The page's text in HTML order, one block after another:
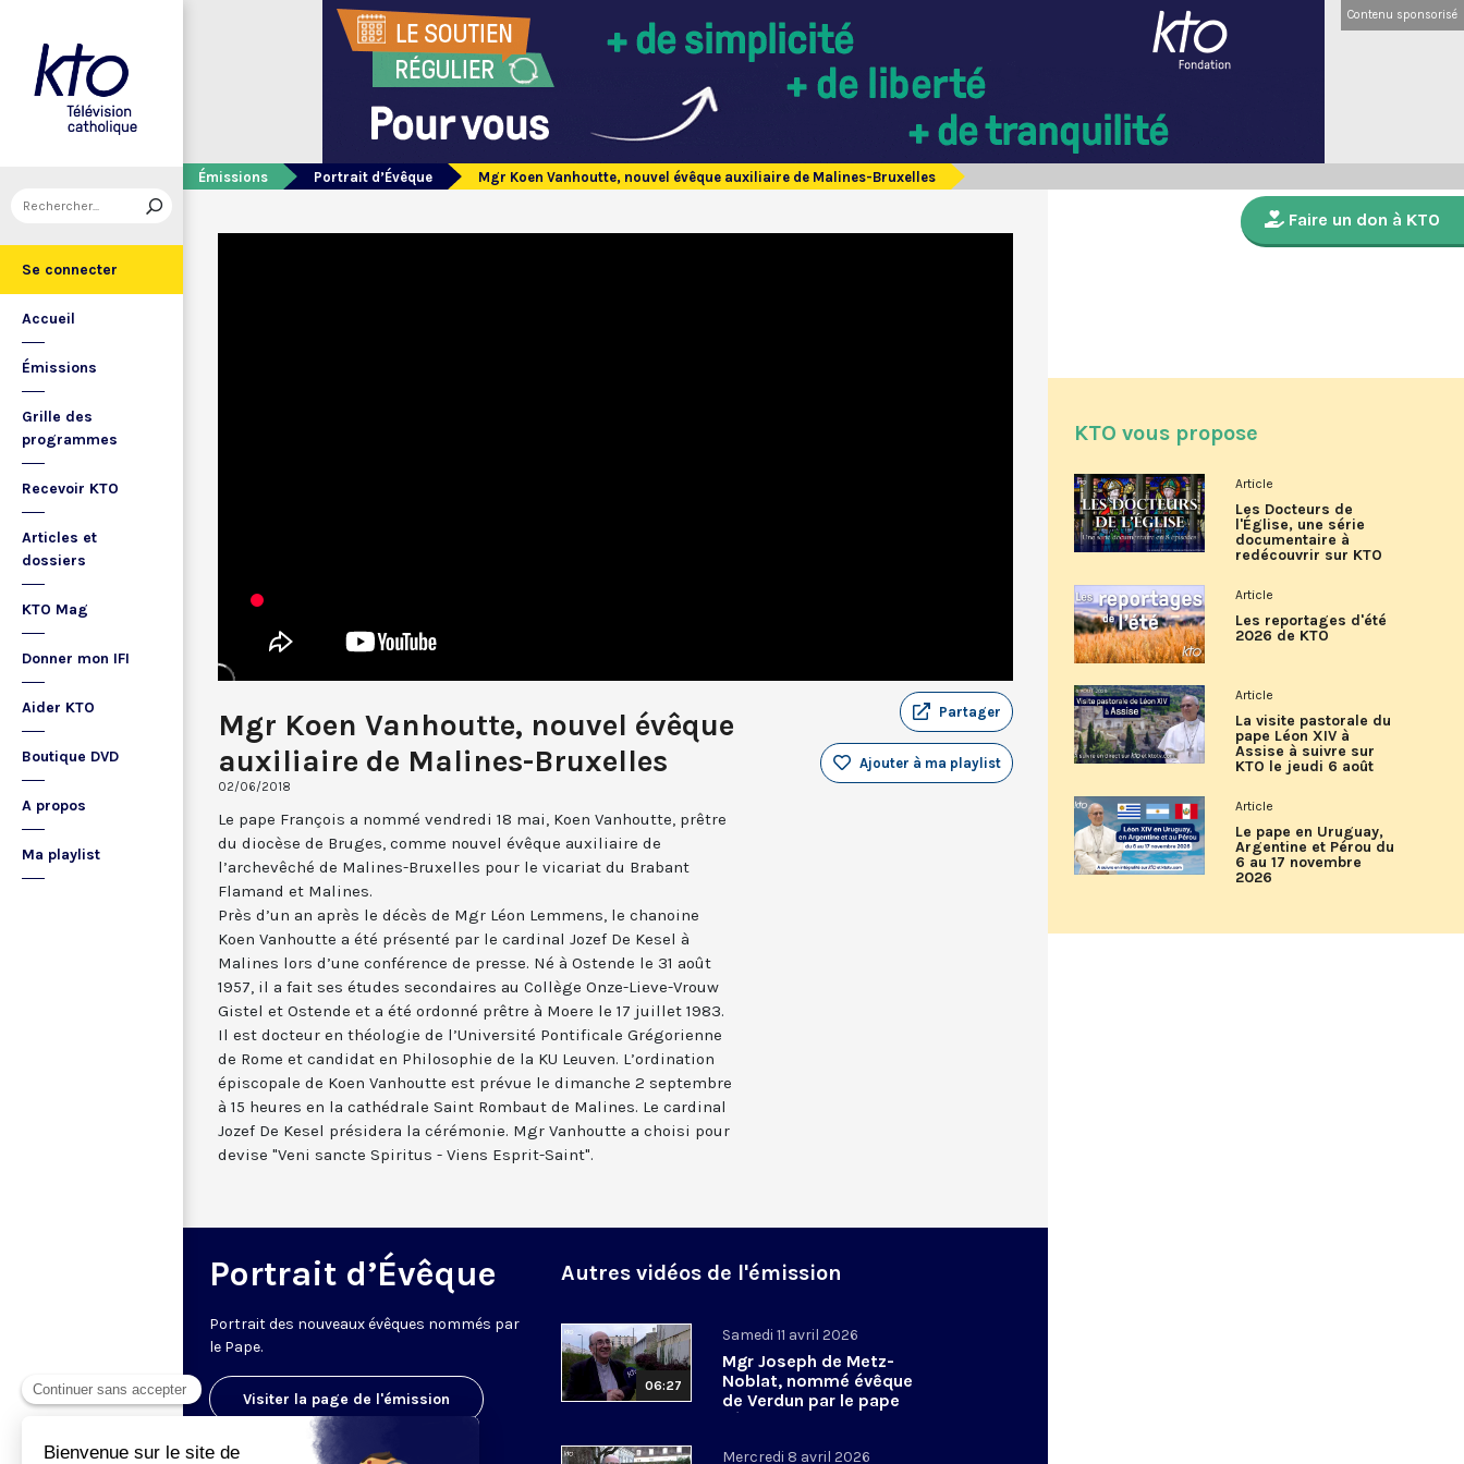
Se connecter
Accueil
Émissions
Grille des
programmes
Recevoir KTO
Articles et
dossiers
KTO Mag
Donner mon IFI
Aider KTO
Boutique DVD
A propos
Ma playlist
Contenu sponsorisé
Émissions Portrait d’Évêque Mgr Koen Vanhoutte, nouvel évêque auxiliaire de Malines-Bruxelles
Mgr Koen Vanhoutte, nouvel évêque
auxiliaire de Malines-Bruxelles
02/06/2018
Partager
Ajouter à ma playlist
Le pape François a nommé vendredi 18 mai, Koen Vanhoutte, prêtre
du diocèse de Bruges, comme nouvel évêque auxiliaire de
l’archevêché de Malines-Bruxelles pour le vicariat du Brabant
Flamand et Malines.
Près d’un an après le décès de Mgr Léon Lemmens, le chanoine
Koen Vanhoutte a été présenté par le cardinal Jozef De Kesel à
Malines lors d’une conférence de presse. Né à Ostende le 31 août
1957, il a fait ses études secondaires au Collège Onze-Lieve-Vrouw
Gistel et Ostende et a été ordonné prêtre à Moere le 17 juillet 1983.
Il est docteur en théologie de l’Université Pontificale Grégorienne
de Rome et candidat en Philosophie de la KU Leuven. L’ordination
épiscopale de Koen Vanhoutte est prévue le dimanche 2 septembre
à 15 heures en la cathédrale Saint Rombaut de Malines. Le cardinal
Jozef De Kesel présidera la cérémonie. Mgr Vanhoutte a choisi pour
devise "Veni sancte Spiritus - Viens Esprit-Saint".
Portrait d’Évêque
Portrait des nouveaux évêques nommés par
le Pape.
Visiter la page de l'émission
Autres vidéos de l'émission
06:27
Samedi 11 avril 2026
Mgr Joseph de Metz-
Noblat, nommé évêque
de Verdun par le pape
Léon XIV
Mercredi 8 avril 2026
Faire un don à KTO
KTO vous propose
Article
Les Docteurs de
l'Église, une série
documentaire à
redécouvrir sur KTO
Article
Les reportages d'été
2026 de KTO
Article
La visite pastorale du
pape Léon XIV à
Assise à suivre sur
KTO le jeudi 6 août
Article
Le pape en Uruguay,
Argentine et Pérou du
6 au 17 novembre
2026